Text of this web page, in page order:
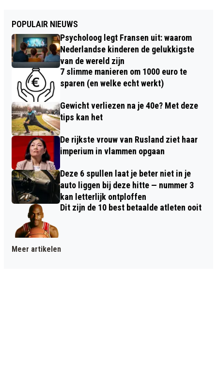
POPULAIR NIEUWS
Psycholoog legt Fransen uit: waarom
Nederlandse kinderen de gelukkigste
van de wereld zijn
7 slimme manieren om 1000 euro te
sparen (en welke echt werkt)
Gewicht verliezen na je 40e? Met deze
tips kan het
De rijkste vrouw van Rusland ziet haar
imperium in vlammen opgaan
Deze 6 spullen laat je beter niet in je
auto liggen bij deze hitte — nummer 3
kan letterlijk ontploffen
Dit zijn de 10 best betaalde atleten ooit
Meer artikelen